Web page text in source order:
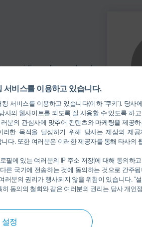
서비스를 이용하고 있습니다.
서비스를 이용하고 있습니다(이하 “쿠키”). 당사
의 웹사이트를 되도록 잘 사용할 수 있도록 하
분의 관심사에 맞추어 컨텐츠와 마케팅을 제공
한 목적을 달성하기 위해 당사는 제삼의 제공
니다. 또한 여러분은 이러한 제공자를 통해 타사의
필에 있는 여러분의 IP 주소 저장)에 대해 동의하
른 국가에 전송하는 것에 동의하는 것으로 간주
분의 권리가 행사되지 않을 위험이 있습니다. “
동의의 철회와 같은 여러분의 권리는 당사 개인
설정
providing a focused and
information
is the perfect
their latest products
2023. Together with our
rotating atomizers,
forward to meeting you at